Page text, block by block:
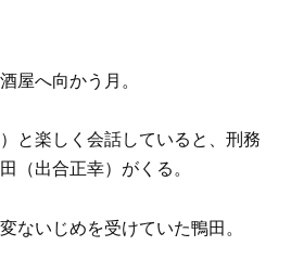
屋へ向かう月。
と楽しく会話していると、刑務
（出合正幸）がくる。
ないじめを受けていた鴨田。